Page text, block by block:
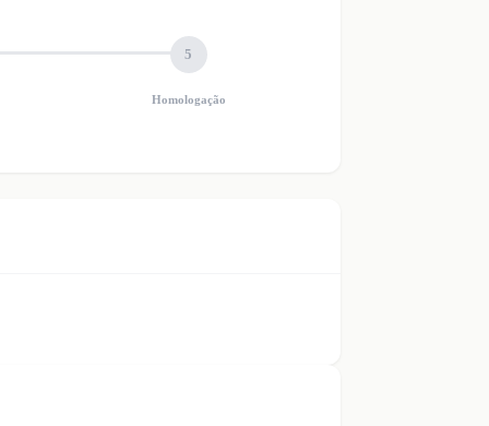
5
Homologação